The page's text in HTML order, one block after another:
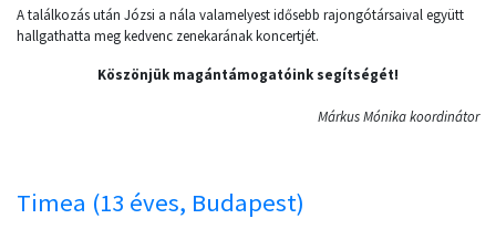
A találkozás után Józsi a nála valamelyest idősebb rajongótársaival együtt
hallgathatta meg kedvenc zenekarának koncertjét.
Köszönjük magántámogatóink segítségét!
Márkus Mónika koordinátor
Timea (13 éves, Budapest)